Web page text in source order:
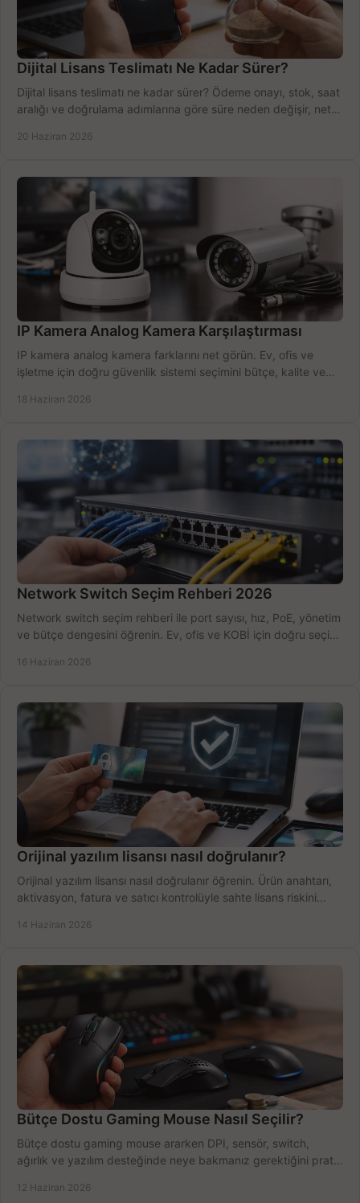
Dijital Lisans Teslimatı Ne Kadar Sürer?
Dijital lisans teslimatı ne kadar sürer? Ödeme onayı, stok, saat
aralığı ve doğrulama adımlarına göre süre neden değişir, net
20 Haziran 2026
IP Kamera Analog Kamera Karşılaştırması
IP kamera analog kamera farklarını net görün. Ev, ofis ve
işletme için doğru güvenlik sistemi seçimini bütçe, kalite ve
18 Haziran 2026
Network Switch Seçim Rehberi 2026
Network switch seçim rehberi ile port sayısı, hız, PoE, yönetim
ve bütçe dengesini öğrenin. Ev, ofis ve KOBİ için doğru seçimi
16 Haziran 2026
Orijinal yazılım lisansı nasıl doğrulanır?
Orijinal yazılım lisansı nasıl doğrulanır öğrenin. Ürün anahtarı,
aktivasyon, fatura ve satıcı kontrolüyle sahte lisans riskini
14 Haziran 2026
Bütçe Dostu Gaming Mouse Nasıl Seçilir?
Bütçe dostu gaming mouse ararken DPI, sensör, switch,
ağırlık ve yazılım desteğinde neye bakmanız gerektiğini pratik
12 Haziran 2026